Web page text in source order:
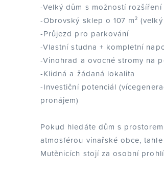
-Velký dům s možností
-Obrovský sklep o 107 m²
-Průjezd pro parkování
-Vlastní studna + kompletní
-Vinohrad a ovocné stromy na
-Klidná a žádaná lokalita
-Investiční potenciál
pronájem)
Pokud hledáte dům s
atmosférou vinařské obce,
Mutěnicích stojí za osobní